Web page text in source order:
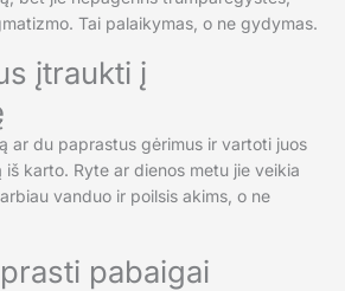
Tai palaikymas, o ne gydymas.
įtraukti į
ar du paprastus gėrimus ir vartoti juos
iš karto. Ryte ar dienos metu jie veikia
vanduo ir poilsis akims, o ne
pabaigai